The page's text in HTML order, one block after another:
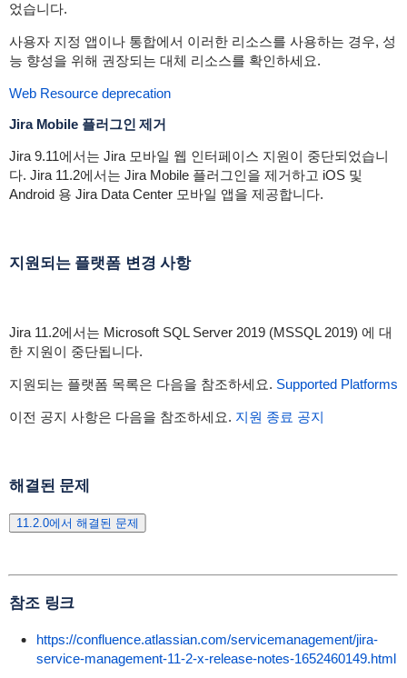
었습니다.
사용자 지정 앱이나 통합에서 이러한 리소스를 사용하는 경우, 성
능 향성을 위해 권장되는 대체 리소스를 확인하세요.
Web Resource deprecation
Jira Mobile 플러그인 제거
Jira 9.11에서는 Jira 모바일 웹 인터페이스 지원이 중단되었습니
다. Jira 11.2에서는 Jira Mobile 플러그인을 제거하고 iOS 및
Android 용 Jira Data Center 모바일 앱을 제공합니다.
지원되는 플랫폼 변경 사항
Jira 11.2에서는 Microsoft SQL Server 2019 (MSSQL 2019) 에 대
한 지원이 중단됩니다.
지원되는 플랫폼 목록은 다음을 참조하세요. Supported Platforms
이전 공지 사항은 다음을 참조하세요. 지원 종료 공지
해결된 문제
11.2.0에서 해결된 문제
참조 링크
https://confluence.atlassian.com/servicemanagement/jira-
service-management-11-2-x-release-notes-1652460149.html